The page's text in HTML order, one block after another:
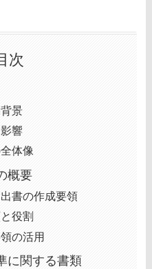
次
景
響
体像
概要
書の作成要領
役割
の活用
に関する書類